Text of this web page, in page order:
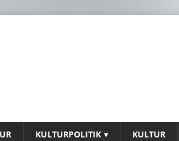
KULTURPOLITIK KULTUR